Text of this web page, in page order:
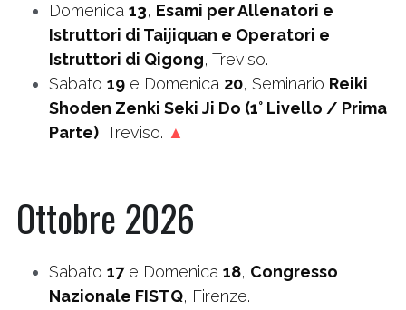
Domenica 13, Esami per Allenatori e
Istruttori di Taijiquan e Operatori e
Istruttori di Qigong, Treviso.
Sabato 19 e Domenica 20, Seminario Reiki
Shoden Zenki Seki Ji Do (1° Livello / Prima
Parte), Treviso. ▲
Ottobre 2026
Sabato 17 e Domenica 18, Congresso
Nazionale FISTQ, Firenze.